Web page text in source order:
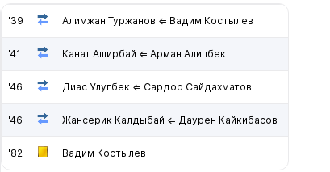
'39 Алимжан Туржанов ⇐ Вадим Костылев
'41 Канат Аширбай ⇐ Арман Алипбек
'46 Диас Улугбек ⇐ Сардор Сайдахматов
'46 Жансерик Калдыбай ⇐ Даурен Кайкибасов
'82 Вадим Костылев